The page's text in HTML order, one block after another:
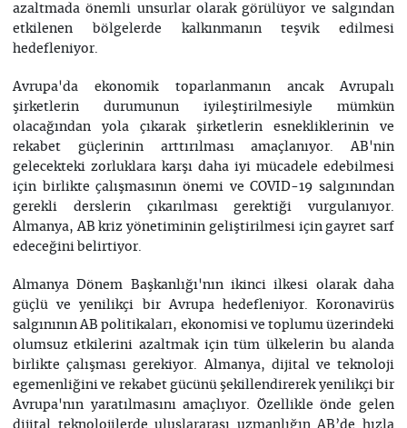
azaltmada önemli unsurlar olarak görülüyor ve salgından
etkilenen bölgelerde kalkınmanın teşvik edilmesi
hedefleniyor.
Avrupa'da ekonomik toparlanmanın ancak Avrupalı
şirketlerin durumunun iyileştirilmesiyle mümkün
olacağından yola çıkarak şirketlerin esnekliklerinin ve
rekabet güçlerinin arttırılması amaçlanıyor. AB'nin
gelecekteki zorluklara karşı daha iyi mücadele edebilmesi
için birlikte çalışmasının önemi ve COVID-19 salgınından
gerekli derslerin çıkarılması gerektiği vurgulanıyor.
Almanya, AB kriz yönetiminin geliştirilmesi için gayret sarf
edeceğini belirtiyor.
Almanya Dönem Başkanlığı'nın ikinci ilkesi olarak daha
güçlü ve yenilikçi bir Avrupa hedefleniyor. Koronavirüs
salgınının AB politikaları, ekonomisi ve toplumu üzerindeki
olumsuz etkilerini azaltmak için tüm ülkelerin bu alanda
birlikte çalışması gerekiyor. Almanya, dijital ve teknoloji
egemenliğini ve rekabet gücünü şekillendirerek yenilikçi bir
Avrupa'nın yaratılmasını amaçlıyor. Özellikle önde gelen
dijital teknolojilerde uluslararası uzmanlığın AB’de hızla